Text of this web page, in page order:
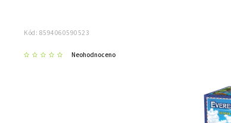
Kód: 8594060590523
Neohodnoceno